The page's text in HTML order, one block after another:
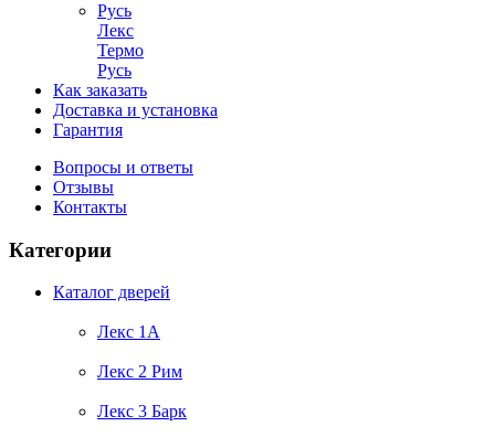
Лекс
Термо
Русь
Как заказать
Доставка и установка
Гарантия
Вопросы и ответы
Отзывы
Контакты
Категории
Каталог дверей
Лекс 1А
Лекс 2 Рим
Лекс 3 Барк